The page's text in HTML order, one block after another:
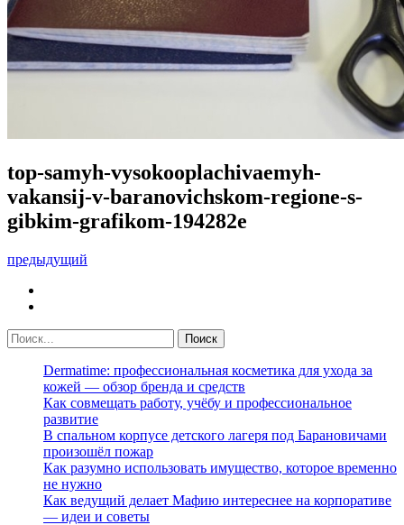
top-samyh-vysokooplachivaemyh-
vakansij-v-baranovichskom-regione-s-
gibkim-grafikom-194282e
предыдущий
Dermatime: профессиональная косметика для ухода за
кожей — обзор бренда и средств
Как совмещать работу, учёбу и профессиональное
развитие
В спальном корпусе детского лагеря под Барановичами
произошёл пожар
Как разумно использовать имущество, которое временно
не нужно
Как ведущий делает Мафию интереснее на корпоративе
— идеи и советы